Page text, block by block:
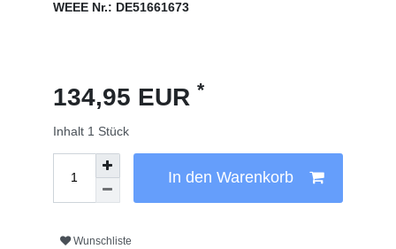
WEEE Nr.: DE51661673
134,95 EUR *
Inhalt 1 Stück
In den Warenkorb
Wunschliste